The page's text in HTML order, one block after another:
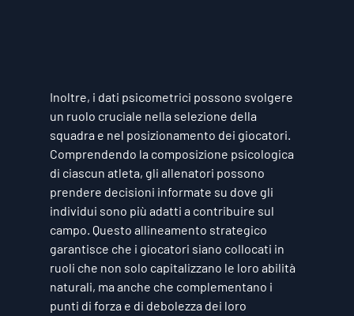
Inoltre, i dati psicometrici possono svolgere
un ruolo cruciale nella selezione della
squadra e nel posizionamento dei giocatori.
Comprendendo la composizione psicologica
di ciascun atleta, gli allenatori possono
prendere decisioni informate su dove gli
individui sono più adatti a contribuire sul
campo. Questo allineamento strategico
garantisce che i giocatori siano collocati in
ruoli che non solo capitalizzano le loro abilità
naturali, ma anche che complementano i
punti di forza e di debolezza dei loro